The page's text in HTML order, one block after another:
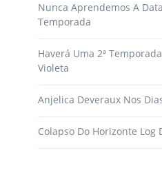
Nunca Aprendemos A
Temporada
Haverá Uma 2ª
Violeta
Anjelica Deveraux Nos
Colapso Do Horizonte Log